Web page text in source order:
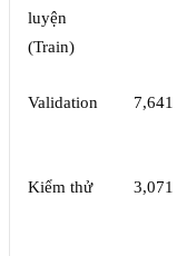
luyện
(Train)
Validation 7,641
Kiểm thử 3,071